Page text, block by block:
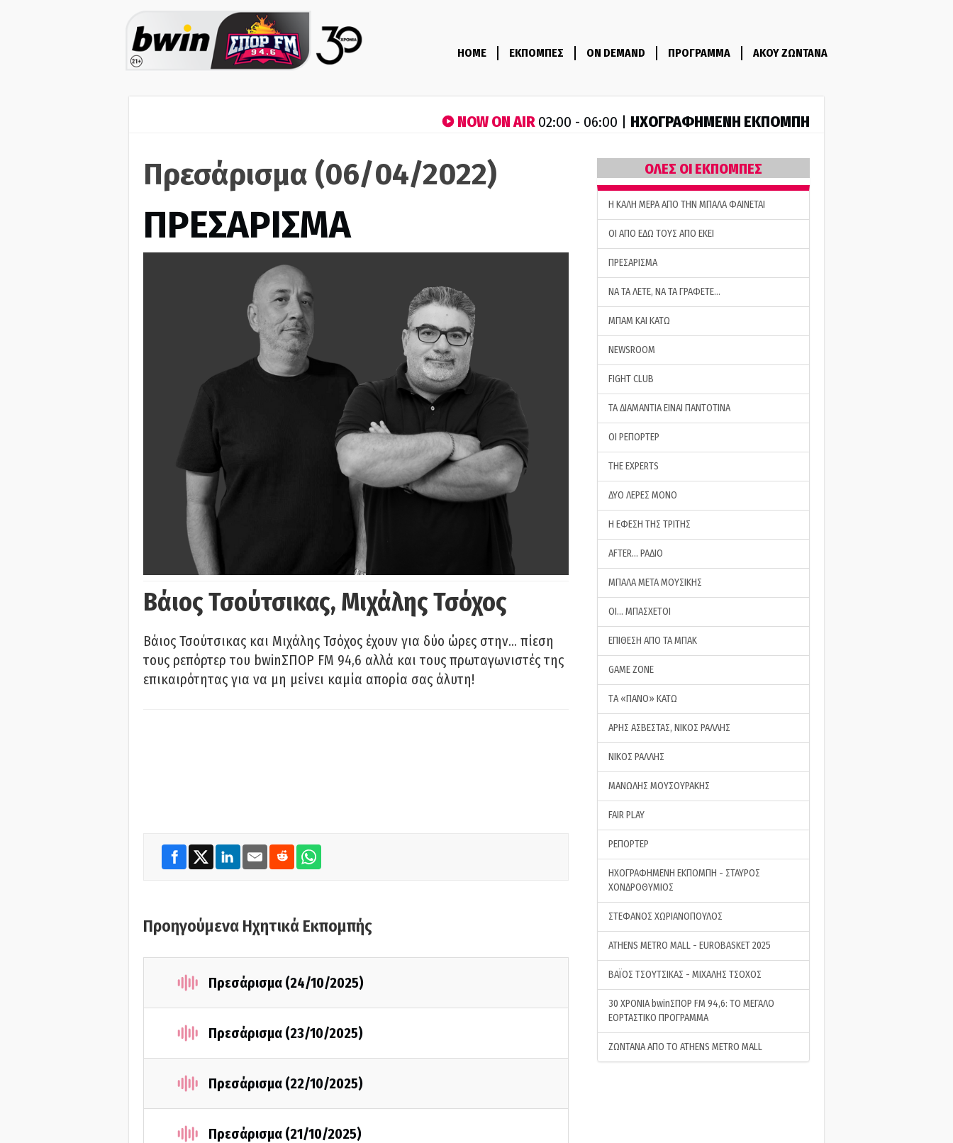
HOME ΕΚΠΟΜΠΕΣ ON DEMAND ΠΡΟΓΡΑΜΜΑ ΑΚΟΥ ΖΩΝΤΑΝΑ
NOW ON AIR02:00 - 06:00 | ΗΧΟΓΡΑΦΗΜΕΝΗ ΕΚΠΟΜΠΗ
Πρεσάρισμα (06/04/2022)
ΠΡΕΣΑΡΙΣΜΑ
Βάιος Τσούτσικας, Μιχάλης Τσόχος
Βάιος Τσούτσικας και Μιχάλης Τσόχος έχουν για δύο ώρες στην… πίεση
τους ρεπόρτερ του bwinΣΠΟΡ FM 94,6 αλλά και τους πρωταγωνιστές της
επικαιρότητας για να μη μείνει καμία απορία σας άλυτη!
Προηγούμενα Ηχητικά Εκπομπής
Πρεσάρισμα (24/10/2025)
Πρεσάρισμα (23/10/2025)
Πρεσάρισμα (22/10/2025)
Πρεσάρισμα (21/10/2025)
ΟΛΕΣ ΟΙ ΕΚΠΟΜΠΕΣ
H ΚΑΛΗ ΜΕΡΑ ΑΠΟ ΤΗΝ ΜΠΑΛΑ ΦΑΙΝΕΤΑΙ
ΟΙ ΑΠΟ ΕΔΩ ΤΟΥΣ ΑΠΟ ΕΚΕΙ
ΠΡΕΣΑΡΙΣΜΑ
ΝΑ ΤΑ ΛΕΤΕ, ΝΑ ΤΑ ΓΡΑΦΕΤΕ…
ΜΠΑΜ ΚΑΙ ΚΑΤΩ
NEWSROOM
FIGHT CLUB
ΤΑ ΔΙΑΜΑΝΤΙΑ ΕΙΝΑΙ ΠΑΝΤΟΤΙΝΑ
ΟΙ ΡΕΠΟΡΤΕΡ
THE EXPERTS
ΔΥΟ ΛΕΡΕΣ ΜΟΝΟ
Η ΕΦΕΣΗ ΤΗΣ ΤΡΙΤΗΣ
AFTER… ΡΑΔΙΟ
ΜΠΑΛΑ ΜΕΤΑ ΜΟΥΣΙΚΗΣ
ΟΙ… ΜΠΑΣΧΕΤΟΙ
ΕΠΙΘΕΣΗ ΑΠΟ ΤΑ ΜΠΑΚ
GAME ZONE
ΤA «ΠΑΝΟ» ΚΑΤΩ
ΑΡΗΣ ΑΣΒΕΣΤΑΣ, ΝΙΚΟΣ ΡΑΛΛΗΣ
ΝΙΚΟΣ ΡΑΛΛΗΣ
ΜΑΝΩΛΗΣ ΜΟΥΣΟΥΡΑΚΗΣ
FAIR PLAY
ΡΕΠΟΡΤΕΡ
ΗΧΟΓΡΑΦΗΜΕΝΗ ΕΚΠΟΜΠΗ - ΣΤΑΥΡΟΣ
ΧΟΝΔΡΟΘΥΜΙΟΣ
ΣΤΕΦΑΝΟΣ ΧΩΡΙΑΝΟΠΟΥΛΟΣ
ATHENS METRO MALL - EUROBASKET 2025
ΒΑΪΟΣ ΤΣΟΥΤΣΙΚΑΣ - ΜΙΧΑΛΗΣ ΤΣΟΧΟΣ
30 ΧΡΟΝΙΑ bwinΣΠΟΡ FM 94,6: ΤΟ ΜΕΓΑΛΟ
ΕΟΡΤΑΣΤΙΚΟ ΠΡΟΓΡΑΜΜΑ
ΖΩΝΤΑΝΑ ΑΠΟ ΤΟ ATHENS METRO MALL